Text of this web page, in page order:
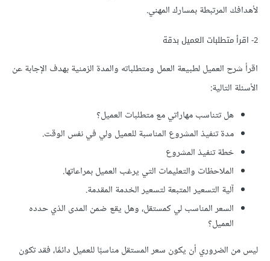
لأهدافك المرتبطة بمسارك المهني.
2- اقرأ متطلبات العميل بدقة
اقرأ شرح العميل لطبيعة العمل ومتطلباته والمدة الزمنية بهدف الإجابة عن
الأسئلة التالية:
هل تتناسب مهاراتي مع متطلبات العميل؟
مدة تنفيذ المشروع المناسبة للعميل ولي في نفس الوقت.
خطة تنفيذ المشروع
الملاحظات والتعليمات التي يرغب العميل بمراعاتها.
آلية التسعير المتبعة لتسعير الخدمة المقدمة.
السعر المناسب لي كمستقل، وهل يقع ضمن المدى الذي حدده
العميل؟
ليس من الضروري أن يكون سعر المستقل مناسبًا للعميل دائمًا، فقد تكون